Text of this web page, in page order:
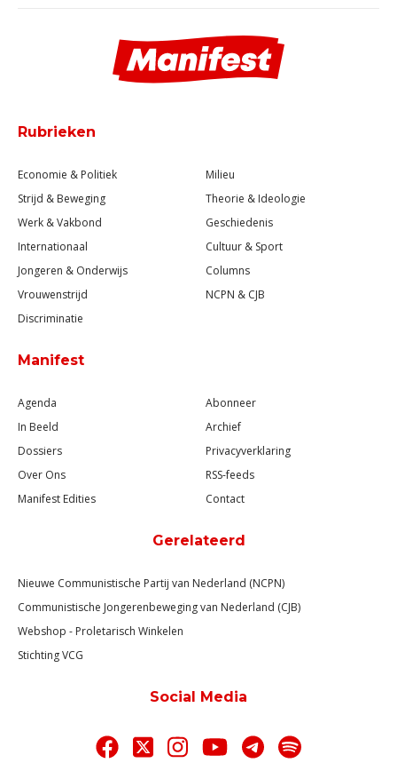
Rubrieken
Economie & Politiek
Strijd & Beweging
Werk & Vakbond
Internationaal
Jongeren & Onderwijs
Vrouwenstrijd
Discriminatie
Milieu
Theorie & Ideologie
Geschiedenis
Cultuur & Sport
Columns
NCPN & CJB
Manifest
Agenda
In Beeld
Dossiers
Over Ons
Manifest Edities
Abonneer
Archief
Privacyverklaring
RSS-feeds
Contact
Gerelateerd
Nieuwe Communistische Partij van Nederland (NCPN)
Communistische Jongerenbeweging van Nederland (CJB)
Webshop - Proletarisch Winkelen
Stichting VCG
Social Media